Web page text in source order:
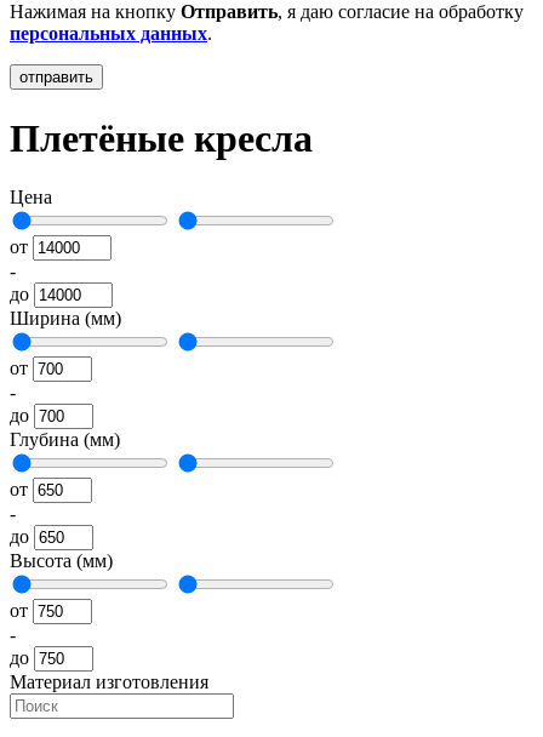
Нажимая на кнопку Отправить, я даю согласие на обработку
персональных данных.
Плетёные кресла
Цена
от
-
до
Ширина (мм)
от
-
до
Глубина (мм)
от
-
до
Высота (мм)
от
-
до
Материал изготовления